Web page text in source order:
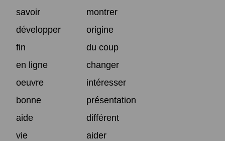
savoir
montrer
développer
origine
fin
du coup
en ligne
changer
oeuvre
intéresser
bonne
présentation
aide
différent
vie
aider